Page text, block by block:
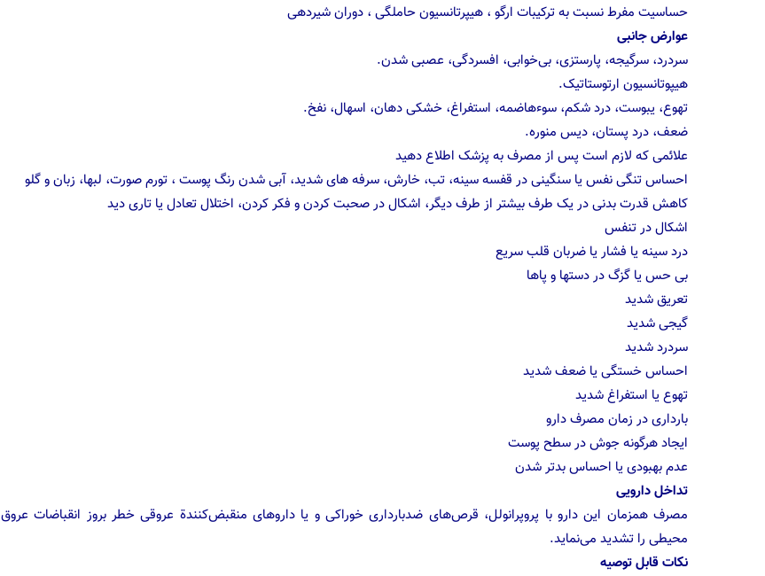
حساسیت مفرط نسبت به ترکیبات ارگو ، هیپرتانسیون حاملگی ، دوران شیردهی
عوارض جانبی
سردرد، سرگیجه، پارستزی، بی‌خوابی، افسردگی، عصبی شدن.
هیپوتانسیون ارتوستاتیک.
تهوع، یبوست، درد شکم، سوءهاضمه، استفراغ، خشکی دهان، اسهال، نفخ.
ضعف، درد پستان، دیس منوره.
علائمی که لازم است پس از مصرف به پزشک اطلاع دهید
احساس تنگی نفس یا سنگینی در قفسه سینه، تب، خارش، سرفه های شدید، آبی شدن رنگ پوست ، تورم صورت، لبها، زبان و گلو
کاهش قدرت بدنی در یک طرف بیشتر از طرف دیگر، اشکال در صحبت کردن و فکر کردن، اختلال تعادل یا تاری دید
اشکال در تنفس
درد سینه یا فشار یا ضربان قلب سریع
بی حس یا گزگ در دستها و پاها
تعریق شدید
گیجی شدید
سردرد شدید
احساس خستگی یا ضعف شدید
تهوع یا استفراغ شدید
بارداری در زمان مصرف دارو
ایجاد هرگونه جوش در سطح پوست
عدم بهبودی یا احساس بدتر شدن
تداخل دارویی
مصرف همزمان این دارو با پروپرانولل، قرص‌های ضدبارداری خوراکی و یا داروهای منقبض‌کنندة عروقی خطر بروز انقباضات عروق
محیطی را تشدید می‌‌‌‌نماید.
نکات قابل توصیه